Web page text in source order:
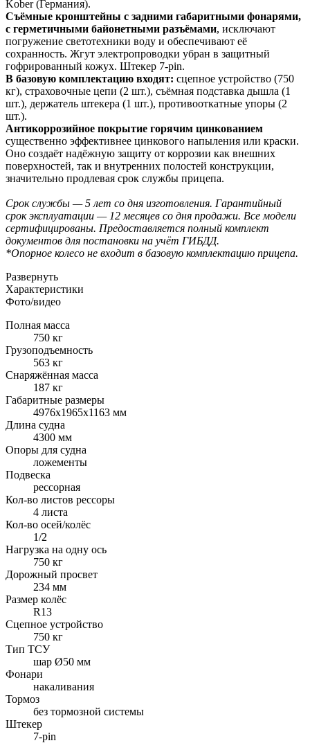
Kober (Германия).
Съёмные кронштейны с задними габаритными фонарями,
с герметичными байонетными разъёмами, исключают
погружение светотехники воду и обеспечивают её
сохранность. Жгут электропроводки убран в защитный
гофрированный кожух. Штекер 7-pin.
В базовую комплектацию входят: сцепное устройство (750
кг), страховочные цепи (2 шт.), съёмная подставка дышла (1
шт.), держатель штекера (1 шт.), противооткатные упоры (2
шт.).
Антикоррозийное покрытие горячим цинкованием
существенно эффективнее цинкового напыления или краски.
Оно создаёт надёжную защиту от коррозии как внешних
поверхностей, так и внутренних полостей конструкции,
значительно продлевая срок службы прицепа.
Срок службы — 5 лет со дня изготовления. Гарантийный
срок эксплуатации — 12 месяцев со дня продажи. Все модели
сертифицированы. Предоставляется полный комплект
документов для постановки на учёт ГИБДД.
*Опорное колесо не входит в базовую комплектацию прицепа.
Развернуть
Характеристики
Фото/видео
Полная масса
750 кг
Грузоподъемность
563 кг
Снаряжённая масса
187 кг
Габаритные размеры
4976x1965x1163 мм
Длина судна
4300 мм
Опоры для судна
ложементы
Подвеска
рессорная
Кол-во листов рессоры
4 листа
Кол-во осей/колёс
1/2
Нагрузка на одну ось
750 кг
Дорожный просвет
234 мм
Размер колёс
R13
Сцепное устройство
750 кг
Тип ТСУ
шар Ø50 мм
Фонари
накаливания
Тормоз
без тормозной системы
Штекер
7-pin